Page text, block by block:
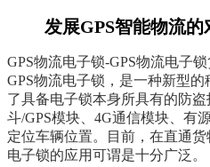
发展GPS智能物流
GPS物流电子锁-GPS物流电子锁
GPS物流电子锁 ，是一种新型
了具备电子锁本身所具有的防
斗/GPS模块、4G通信模块、有
定位车辆位置。目前，在直通货
电子锁的应用可谓是十分广泛。